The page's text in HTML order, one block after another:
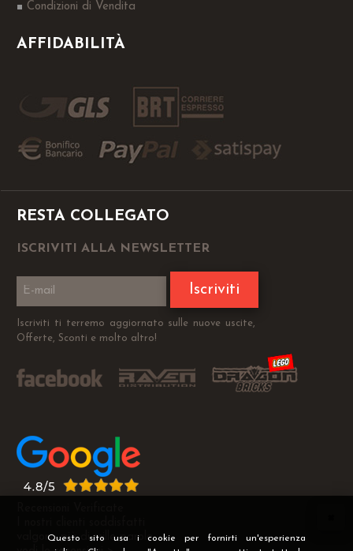
Questo sito usa i cookie per fornirti un'esperienza
Condizioni di Vendita
AFFIDABILITÀ
RESTA COLLEGATO
ISCRIVITI ALLA NEWSLETTER
Iscriviti
Iscriviti ti terremo aggiornato sulle nuove uscite,
Offerte, Sconti e molto altro!
valgono più di mille parole